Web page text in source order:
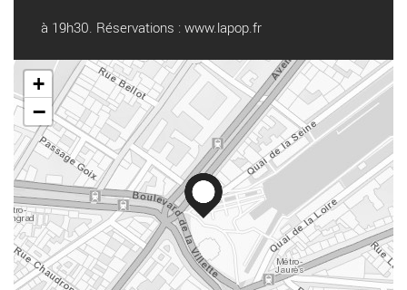
à 19h30. Réservations : www.lapop.fr
+
−